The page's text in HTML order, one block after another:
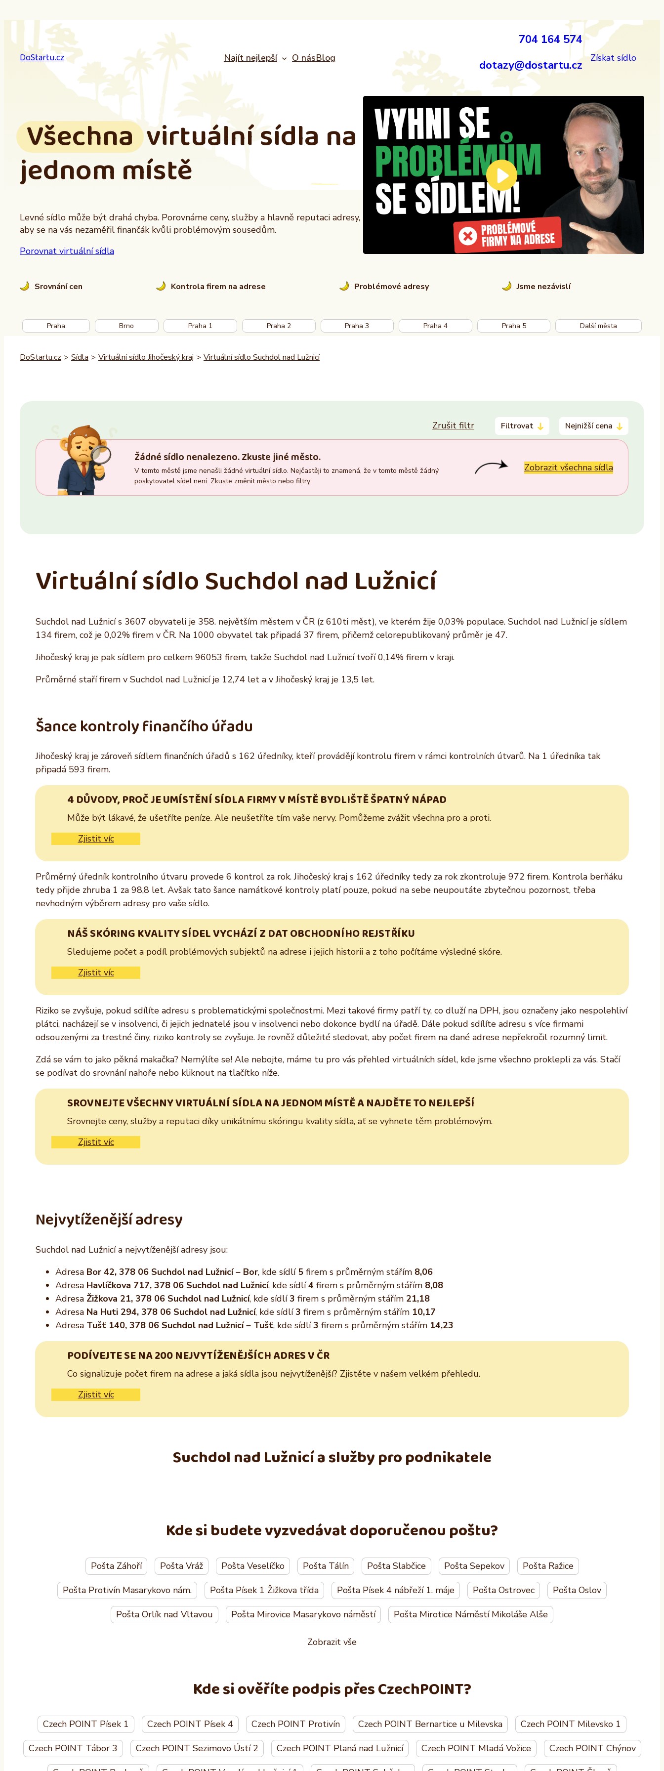
na
obsah
DoStartu.cz Najít nejlepší O násBlog
704 164 574
dotazy@dostartu.cz
Získat sídlo
Všechnavirtuální sídla na
jednom místě
Levné sídlo může být drahá chyba. Porovnáme ceny, služby a hlavně reputaci adresy,
aby se na vás nezaměřil finančák kvůli problémovým sousedům.
Porovnat virtuální sídla
Srovnání cen Kontrola firem na adrese Problémové adresy Jsme nezávislí
Praha Brno Praha 1 Praha 2 Praha 3 Praha 4 Praha 5 Další města
DoStartu.cz > Sídla > Virtuální sídlo Jihočeský kraj > Virtuální sídlo Suchdol nad Lužnicí
Zrušit filtr Filtrovat
Nejnižší cena
Trvalý pobyt
Ano
Ne
Ano
Ne
Ano
Ne
ALTAXO SE
COMEFLEX CONSULTING s.r.o.
Firmus a.s.
Žádné sídlo nenalezeno. Zkuste jiné město.
V tomto městě jsme nenašli žádné virtuální sídlo. Nejčastěji to znamená, že v tomto městě žádný
poskytovatel sídel není. Zkuste změnit město nebo filtry.
Zobrazit všechna sídla
Virtuální sídlo Suchdol nad Lužnicí
Suchdol nad Lužnicí s 3607 obyvateli je 358. největším městem v ČR (z 610ti měst), ve kterém žije 0,03% populace. Suchdol nad Lužnicí je sídlem
134 firem, což je 0,02% firem v ČR. Na 1000 obyvatel tak připadá 37 firem, přičemž celorepublikovaný průměr je 47.
Jihočeský kraj je pak sídlem pro celkem 96053 firem, takže Suchdol nad Lužnicí tvoří 0,14% firem v kraji.
Průměrné staří firem v Suchdol nad Lužnicí je 12,74 let a v Jihočeský kraj je 13,5 let.
Šance kontroly finančího úřadu
Jihočeský kraj je zároveň sídlem finančních úřadů s 162 úředníky, kteří provádějí kontrolu firem v rámci kontrolních útvarů. Na 1 úředníka tak
připadá 593 firem.
4 DŮVODY, PROČ JE UMÍSTĚNÍ SÍDLA FIRMY V MÍSTĚ BYDLIŠTĚ ŠPATNÝ NÁPAD
Může být lákavé, že ušetříte peníze. Ale neušetříte tím vaše nervy. Pomůžeme zvážit všechna pro a proti.
Zjistit víc
Průměrný úředník kontrolního útvaru provede 6 kontrol za rok. Jihočeský kraj s 162 úředníky tedy za rok zkontroluje 972 firem. Kontrola berňáku
tedy přijde zhruba 1 za 98,8 let. Avšak tato šance namátkové kontroly platí pouze, pokud na sebe neupoutáte zbytečnou pozornost, třeba
nevhodným výběrem adresy pro vaše sídlo.
NÁŠ SKÓRING KVALITY SÍDEL VYCHÁZÍ Z DAT OBCHODNÍHO REJSTŘÍKU
Sledujeme počet a podíl problémových subjektů na adrese i jejich historii a z toho počítáme výsledné skóre.
Zjistit víc
Riziko se zvyšuje, pokud sdílíte adresu s problematickými společnostmi. Mezi takové firmy patří ty, co dluží na DPH, jsou označeny jako nespolehliví
plátci, nacházejí se v insolvenci, či jejich jednatelé jsou v insolvenci nebo dokonce bydlí na úřadě. Dále pokud sdílíte adresu s více firmami
odsouzenými za trestné činy, riziko kontroly se zvyšuje. Je rovněž důležité sledovat, aby počet firem na dané adrese nepřekročil rozumný limit.
Zdá se vám to jako pěkná makačka? Nemýlíte se! Ale nebojte, máme tu pro vás přehled virtuálních sídel, kde jsme všechno proklepli za vás. Stačí
se podívat do srovnání nahoře nebo kliknout na tlačítko níže.
SROVNEJTE VŠECHNY VIRTUÁLNÍ SÍDLA NA JEDNOM MÍSTĚ A NAJDĚTE TO NEJLEPŠÍ
Srovnejte ceny, služby a reputaci díky unikátnímu skóringu kvality sídla, ať se vyhnete těm problémovým.
Zjistit víc
Nejvytíženější adresy
Suchdol nad Lužnicí a nejvytíženější adresy jsou:
Adresa Bor 42, 378 06 Suchdol nad Lužnicí – Bor, kde sídlí 5 firem s průměrným stářím 8,06
Adresa Havlíčkova 717, 378 06 Suchdol nad Lužnicí, kde sídlí4 firem s průměrným stářím 8,08
Adresa Žižkova 21, 378 06 Suchdol nad Lužnicí, kde sídlí3 firem s průměrným stářím 21,18
Adresa Na Huti 294, 378 06 Suchdol nad Lužnicí, kde sídlí3 firem s průměrným stářím 10,17
Adresa Tušť 140, 378 06 Suchdol nad Lužnicí – Tušť, kde sídlí3 firem s průměrným stářím 14,23
PODÍVEJTE SE NA 200 NEJVYTÍŽENĚJŠÍCH ADRES V ČR
Co signalizuje počet firem na adrese a jaká sídla jsou nejvytíženější? Zjistěte v našem velkém přehledu.
Zjistit víc
Suchdol nad Lužnicí a služby pro podnikatele
Kde si budete vyzvedávat doporučenou poštu?
Pošta Záhoří Pošta Vráž Pošta Veselíčko Pošta Tálín Pošta Slabčice Pošta Sepekov Pošta Ražice
Pošta Protivín Masarykovo nám. Pošta Písek 1 Žižkova třída Pošta Písek 4 nábřeží 1. máje Pošta Ostrovec Pošta Oslov
Pošta Orlík nad Vltavou Pošta Mirovice Masarykovo náměstí Pošta Mirotice Náměstí Mikoláše Alše
Zobrazit vše
Kde si ověříte podpis přes CzechPOINT?
Czech POINT Písek 1 Czech POINT Písek 4 Czech POINT Protivín Czech POINT Bernartice u Milevska Czech POINT Milevsko 1
Czech POINT Tábor 3 Czech POINT Sezimovo Ústí 2 Czech POINT Planá nad Lužnicí Czech POINT Mladá Vožice Czech POINT Chýnov